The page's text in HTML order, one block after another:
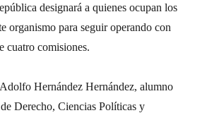
designará a quienes ocupan los
organismo para seguir operando con
cuatro comisiones.
Hernández Hernández, alumno
Derecho, Ciencias Políticas y